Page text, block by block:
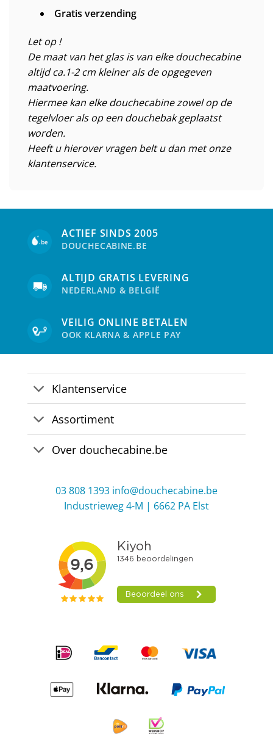
Gratis verzending
Let op !
De maat van het glas is van elke douchecabine
altijd ca.1-2 cm kleiner als de opgegeven
maatvoering.
Hiermee kan elke douchecabine zowel op de
tegelvloer als op een douchebak geplaatst
worden.
Heeft u hierover vragen belt u dan met onze
klantenservice.
ACTIEF SINDS 2005
DOUCHECABINE.BE
ALTIJD GRATIS LEVERING
NEDERLAND & BELGIË
VEILIG ONLINE BETALEN
OOK KLARNA & APPLE PAY
Klantenservice
Assortiment
Over douchecabine.be
03 808 1393 info@douchecabine.be
Industrieweg 4-M | 6662 PA Elst